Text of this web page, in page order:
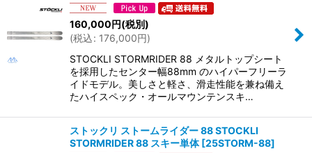
160,000円(税別)
(税込: 176,000円)
STOCKLI STORMRIDER 88 メタルトップシート
を採用したセンター幅88mm のハイパーフリーラ
イドモデル。美しさと軽さ、滑走性能を兼ね備え
たハイスペック・オールマウンテンスキ…
ストックリ ストームライダー 88 STOCKLI
STORMRIDER 88 スキー単体 [25STORM-88]